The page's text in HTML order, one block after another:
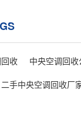
收 中央空调回收
二手中央空调回收厂